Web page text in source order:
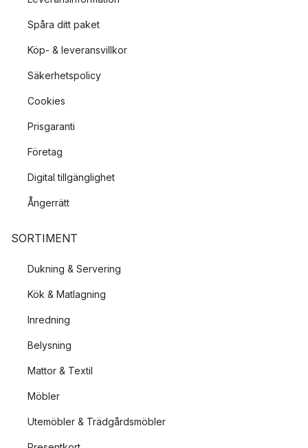
Spåra ditt paket
Köp- & leveransvillkor
Säkerhetspolicy
Cookies
Prisgaranti
Företag
Digital tillgänglighet
Ångerrätt
SORTIMENT
Dukning & Servering
Kök & Matlagning
Inredning
Belysning
Mattor & Textil
Möbler
Utemöbler & Trädgårdsmöbler